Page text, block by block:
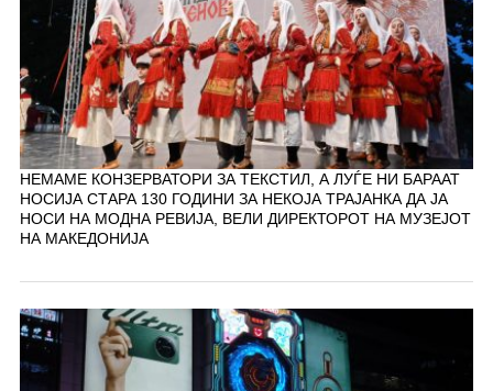
НЕМАМЕ КОНЗЕРВАТОРИ ЗА ТЕКСТИЛ, А ЛУЃЕ НИ БАРААТ
НОСИЈА СТАРА 130 ГОДИНИ ЗА НЕКОЈА ТРАЈАНКА ДА ЈА
НОСИ НА МОДНА РЕВИЈА, ВЕЛИ ДИРЕКТОРОТ НА МУЗЕЈОТ
НА МАКЕДОНИЈА